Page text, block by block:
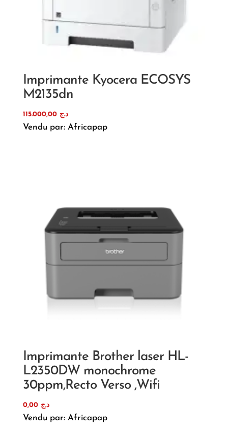
Imprimante Kyocera ECOSYS
M2135dn
د.ج 115.000,00
Vendu par: Africapap
Imprimante Brother laser HL-
L2350DW monochrome
30ppm,Recto Verso ,Wifi
د.ج 0,00
Vendu par: Africapap